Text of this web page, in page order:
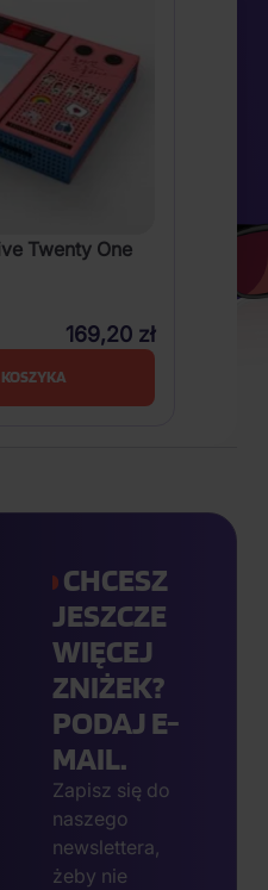
Twenty One
169,20 zł
CHCESZ
JESZCZE
WIĘCEJ
ZNIŻEK?
PODAJ E-
MAIL.
Zapisz się do
naszego
newslettera,
żeby nie